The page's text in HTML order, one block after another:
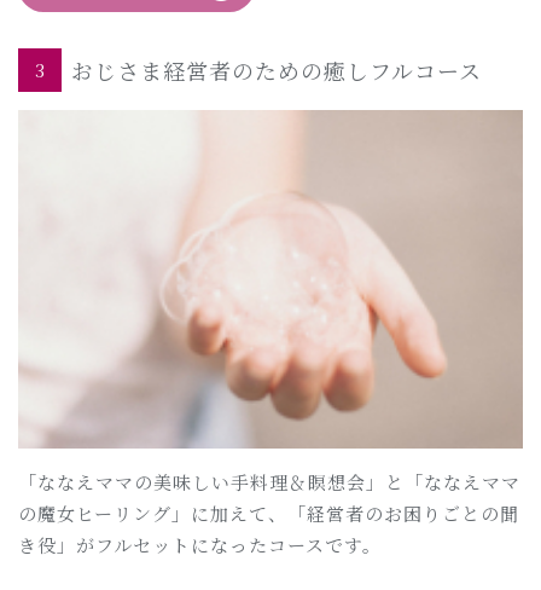
3 おじさま経営者のための癒しフルコース
「ななえママの美味しい手料理＆瞑想会」と「ななえママ
の魔女ヒーリング」に加えて、「経営者のお困りごとの聞
き役」がフルセットになったコースです。